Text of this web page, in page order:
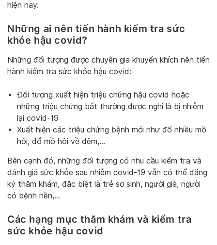
hiện nay.
Những ai nên tiến hành kiểm tra sức
khỏe hậu covid?
Những đối tượng được chuyên gia khuyến khích nên tiến
hành kiểm tra sức khỏe hậu covid:
Đối tượng xuất hiện triệu chứng hậu covid hoặc
những triệu chứng bất thường được nghi là bị nhiễm
lại covid-19
Xuất hiện các triệu chứng bệnh mới như đổ nhiều mồ
hôi, đổ mồ hôi về đêm,…
Bên cạnh đó, những đối tượng có nhu cầu kiểm tra và
đánh giá sức khỏe sau nhiễm covid-19 vẫn có thể đăng
ký thăm khám, đặc biệt là trẻ sơ sinh, người già, người
có bệnh nền,…
Các hạng mục thăm khám và kiểm tra
sức khỏe hậu covid